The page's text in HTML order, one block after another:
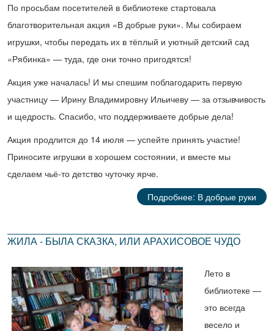
По просьбам посетителей в библиотеке стартовала
благотворительная акция «В добрые руки». Мы собираем
игрушки, чтобы передать их в тёплый и уютный детский сад
«Рябинка» — туда, где они точно пригодятся!
Акция уже началась! И мы спешим поблагодарить первую
участницу — Ирину Владимировну Ильичеву — за отзывчивость
и щедрость. Спасибо, что поддерживаете добрые дела!
Акция продлится до 14 июля — успейте принять участие!
Приносите игрушки в хорошем состоянии, и вместе мы
сделаем чьё-то детство чуточку ярче.
Подробнее: В добрые руки
ЖИЛА - БЫЛА СКАЗКА, ИЛИ АРАХИСОВОЕ ЧУДО
Лето в
библиотеке —
это всегда
весело и